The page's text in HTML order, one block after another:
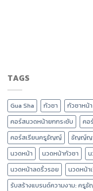
TAGS
Gua Sha กัวซา กัวซาหน้า
คอร์สนวดหน้ายกกระชับ
คอ
คอร์สเรียนครูธัญญ์
ธัญญ์ญ
นวดหน้า
นวดหน้ากัวซา
นวดหน้าลดริ้วรอย
นวดหน้า
รับสร้างแบรนด์ความงาม: ครู